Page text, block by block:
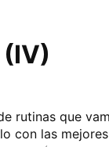
rutinas que
con las